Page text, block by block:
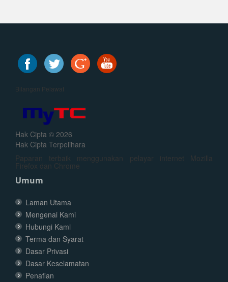
Bilangan Pelawat
Hak Cipta © 2026
Hak Cipta Terpelihara
Paparan terbaik menggunakan pelayar internet Mozilla
Firefox dan Chrome
Umum
Laman Utama
Mengenai Kami
Hubungi Kami
Terma dan Syarat
Dasar Privasi
Dasar Keselamatan
Penafian